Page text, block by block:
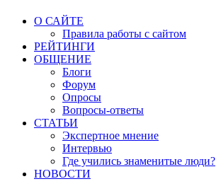
О САЙТЕ
Правила работы с сайтом
РЕЙТИНГИ
ОБЩЕНИЕ
Блоги
Форум
Опросы
Вопросы-ответы
СТАТЬИ
Экспертное мнение
Интервью
Где учились знаменитые люди?
НОВОСТИ